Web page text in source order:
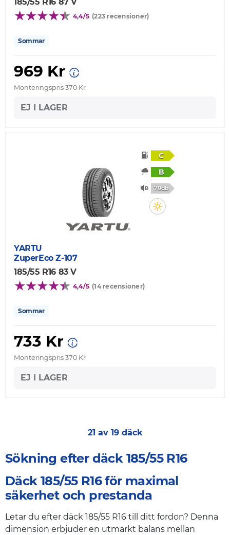
4,4/5 (223 recensioner)
Sommar
969 Kr
Monteringspris 370 Kr
EJ I LAGER
C
B
70db
YARTU
ZuperEco Z-107
185/55 R16 83 V
4,4/5 (14 recensioner)
Sommar
733 Kr
Monteringspris 370 Kr
EJ I LAGER
21 av 19 däck
Sökning efter däck 185/55 R16
Däck 185/55 R16 för maximal
säkerhet och prestanda
Letar du efter däck 185/55 R16 till ditt fordon? Denna
dimension erbjuder en utmärkt balans mellan